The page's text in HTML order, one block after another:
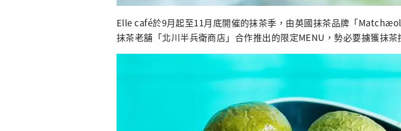
Elle café於9月起至11月底開催的抹茶季，由英國抹茶品牌「
抹茶老舖「北川半兵衛商店」合作推出的限定MENU，勢必要擄獲抹茶